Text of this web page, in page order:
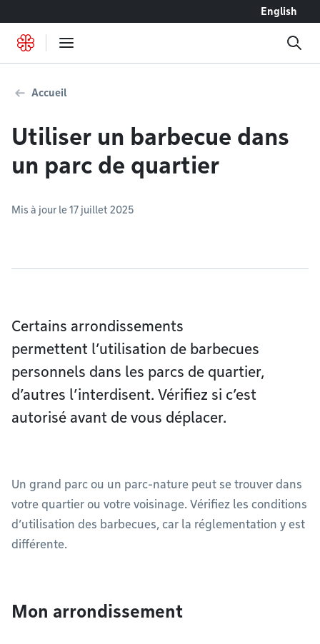
English
Accueil
Utiliser un barbecue dans
un parc de quartier
Mis à jour le 17 juillet 2025
Certains arrondissements
permettent l’utilisation de barbecues
personnels dans les parcs de quartier,
d’autres l’interdisent. Vérifiez si c’est
autorisé avant de vous déplacer.
Un grand parc ou un parc-nature peut se trouver dans
votre quartier ou votre voisinage. Vérifiez les conditions
d’utilisation des barbecues, car la réglementation y est
différente.
Mon arrondissement